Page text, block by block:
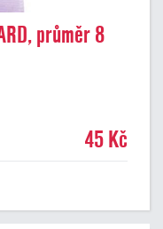
průměr 8
45 Kč